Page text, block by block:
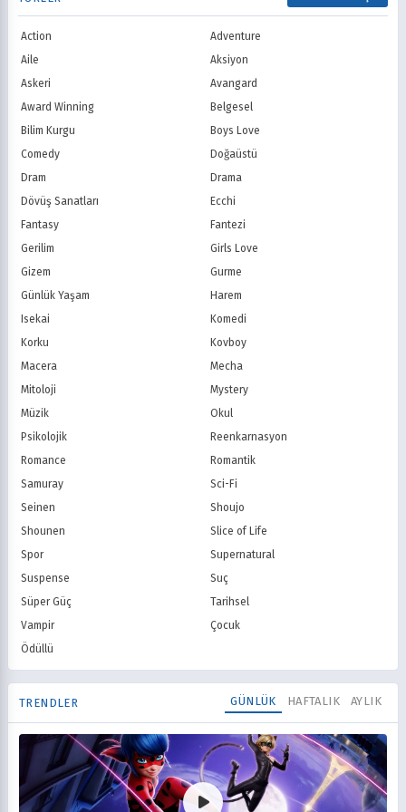
Shounen
Slice of Life
Channel 4
JTBC (Kore)
MBC (Kore)
Star TV
Action
Adventure
Aile
Aksiyon
Askeri
Avangard
Award Winning
Belgesel
Bilim Kurgu
Boys Love
Comedy
Doğaüstü
Dram
Drama
Dövüş Sanatları
Ecchi
Fantasy
Fantezi
Gerilim
Girls Love
Gizem
Gurme
Günlük Yaşam
Harem
Isekai
Komedi
Korku
Kovboy
Macera
Mecha
Mitoloji
Mystery
Müzik
Okul
Psikolojik
Reenkarnasyon
Romance
Romantik
Samuray
Sci-Fi
Seinen
Shoujo
Shounen
Slice of Life
Spor
Supernatural
Suspense
Suç
Süper Güç
Tarihsel
Vampir
Çocuk
Ödüllü
TRENDLER GÜNLÜK HAFTALIK AYLIK